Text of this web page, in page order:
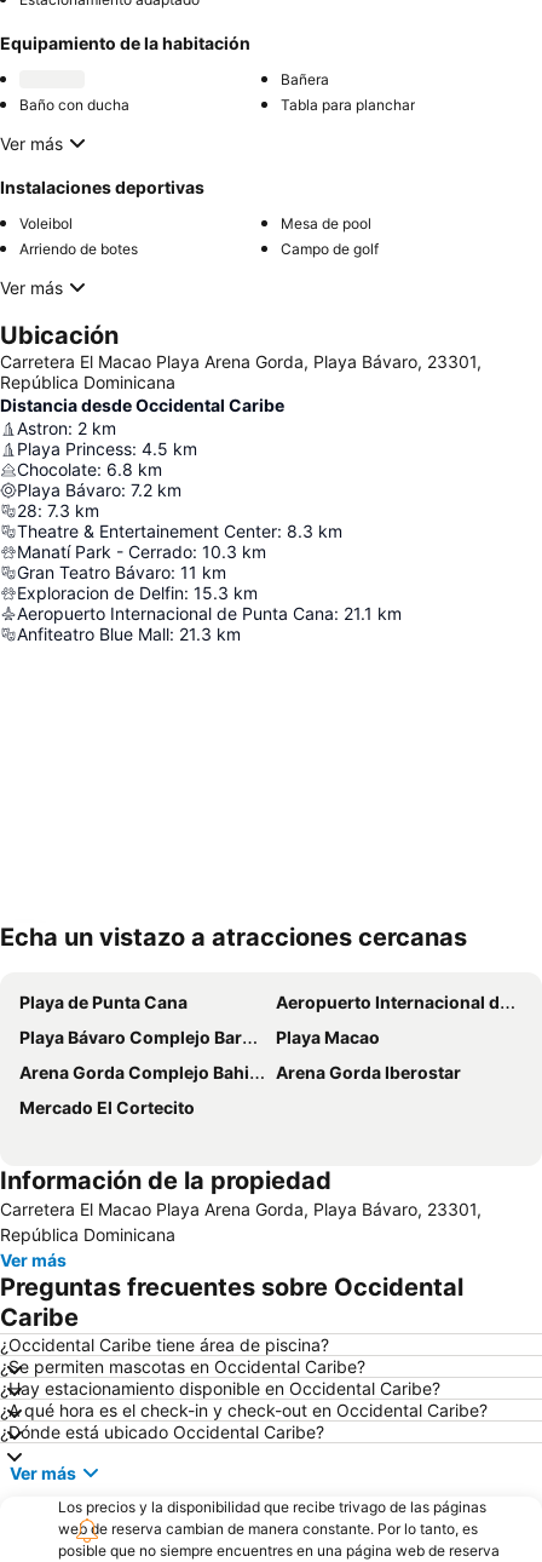
Equipamiento de la habitación
Bañera
Baño con ducha
Tabla para planchar
Ver más
Instalaciones deportivas
Voleibol
Mesa de pool
Arriendo de botes
Campo de golf
Ver más
Ubicación
Carretera El Macao Playa Arena Gorda, Playa Bávaro, 23301,
República Dominicana
Distancia desde Occidental Caribe
Astron: 2 km
Playa Princess: 4.5 km
Chocolate: 6.8 km
Playa Bávaro: 7.2 km
28: 7.3 km
Theatre & Entertainement Center: 8.3 km
Manatí Park - Cerrado: 10.3 km
Gran Teatro Bávaro: 11 km
Exploracion de Delfin: 15.3 km
Aeropuerto Internacional de Punta Cana: 21.1 km
Anfiteatro Blue Mall: 21.3 km
Echa un vistazo a atracciones cercanas
Playa de Punta Cana
Aeropuerto Internacional de Punta Cana
Playa Bávaro Complejo Barceló Bávaro
Playa Macao
Arena Gorda Complejo Bahia Principe Bavaro
Arena Gorda Iberostar
Mercado El Cortecito
Información de la propiedad
Carretera El Macao Playa Arena Gorda, Playa Bávaro, 23301,
República Dominicana
Ver más
Preguntas frecuentes sobre Occidental
Caribe
¿Occidental Caribe tiene área de piscina?
¿Se permiten mascotas en Occidental Caribe?
¿Hay estacionamiento disponible en Occidental Caribe?
¿A qué hora es el check-in y check-out en Occidental Caribe?
¿Dónde está ubicado Occidental Caribe?
Ver más
Los precios y la disponibilidad que recibe trivago de las páginas
web de reserva cambian de manera constante. Por lo tanto, es
posible que no siempre encuentres en una página web de reserva